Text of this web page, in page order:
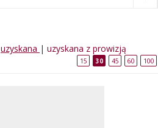
uzyskana | uzyskana z prowizją
15 30 45 60 100